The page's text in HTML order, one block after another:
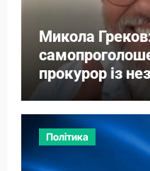
Микола
прокурор із
власною
Політика